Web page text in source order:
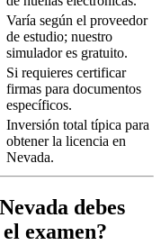
Varía según el proveedor
de estudio; nuestro
simulador es gratuito.
Si requieres certificar
firmas para documentos
específicos.
Inversión total típica para
obtener la licencia en
Nevada.
debes
examen?